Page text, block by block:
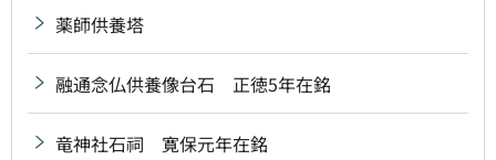
薬師供養塔
融通念仏供養像台石 正徳5年在銘
竜神社石祠 寛保元年在銘